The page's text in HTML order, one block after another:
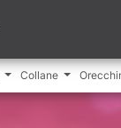
Collane